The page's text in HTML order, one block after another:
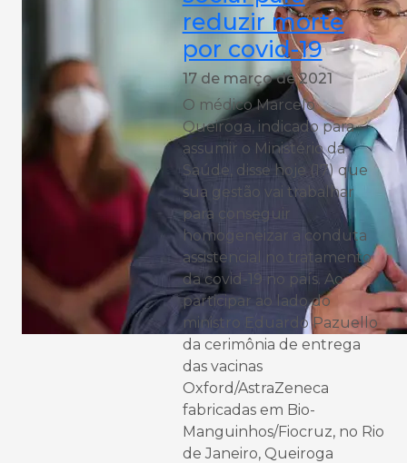
reduzir morte
por covid-19
17 de março de 2021
O médico Marcelo
Queiroga, indicado para
assumir o Ministério da
Saúde, disse hoje (17) que
sua gestão vai trabalhar
para conseguir
homogeneizar a conduta
assistencial no tratamento
da covid-19 no país. Ao
participar ao lado do
ministro Eduardo Pazuello
da cerimônia de entrega
das vacinas
Oxford/AstraZeneca
fabricadas em Bio-
Manguinhos/Fiocruz, no Rio
de Janeiro, Queiroga